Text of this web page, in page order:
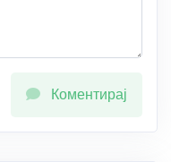
Коментирај